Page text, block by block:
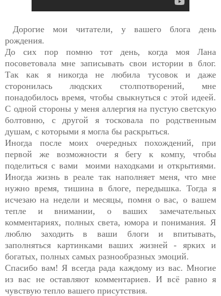
Дорогие мои читатели, у вашего блога день
рождения.
До сих пор помню тот день, когда моя Лана
посоветовала мне записывать свои истории в блог.
Так как я никогда не любила тусовок и даже
сторонилась людских столпотворений, мне
понадобилось время, чтобы свыкнуться с этой идеей.
С одной стороны у меня аллергия на пустую светскую
болтовню, с другой я тосковала по родственным
душам, с которыми я могла бы раскрыться.
Иногда после моих очередных похождений, при
первой же возможности я бегу к компу, чтобы
поделиться с вами моими находками и открытиями.
Иногда жизнь в реале так наполняет меня, что мне
нужно время, тишина в блоге, передышка. Тогда я
исчезаю на недели и месяцы, помня о вас, о вашем
тепле и внимании, о ваших замечательных
комментариях, полных света, юмора и понимания. Я
люблю заходить в ваши блоги и впитывать,
заполняться картинками ваших жизней - ярких и
богатых, полных самых разнообразных эмоций.
Спасибо вам! Я всегда рада каждому из вас. Многие
из вас не оставляют комментариев. И всё равно я
чувствую тепло вашего присутствия.